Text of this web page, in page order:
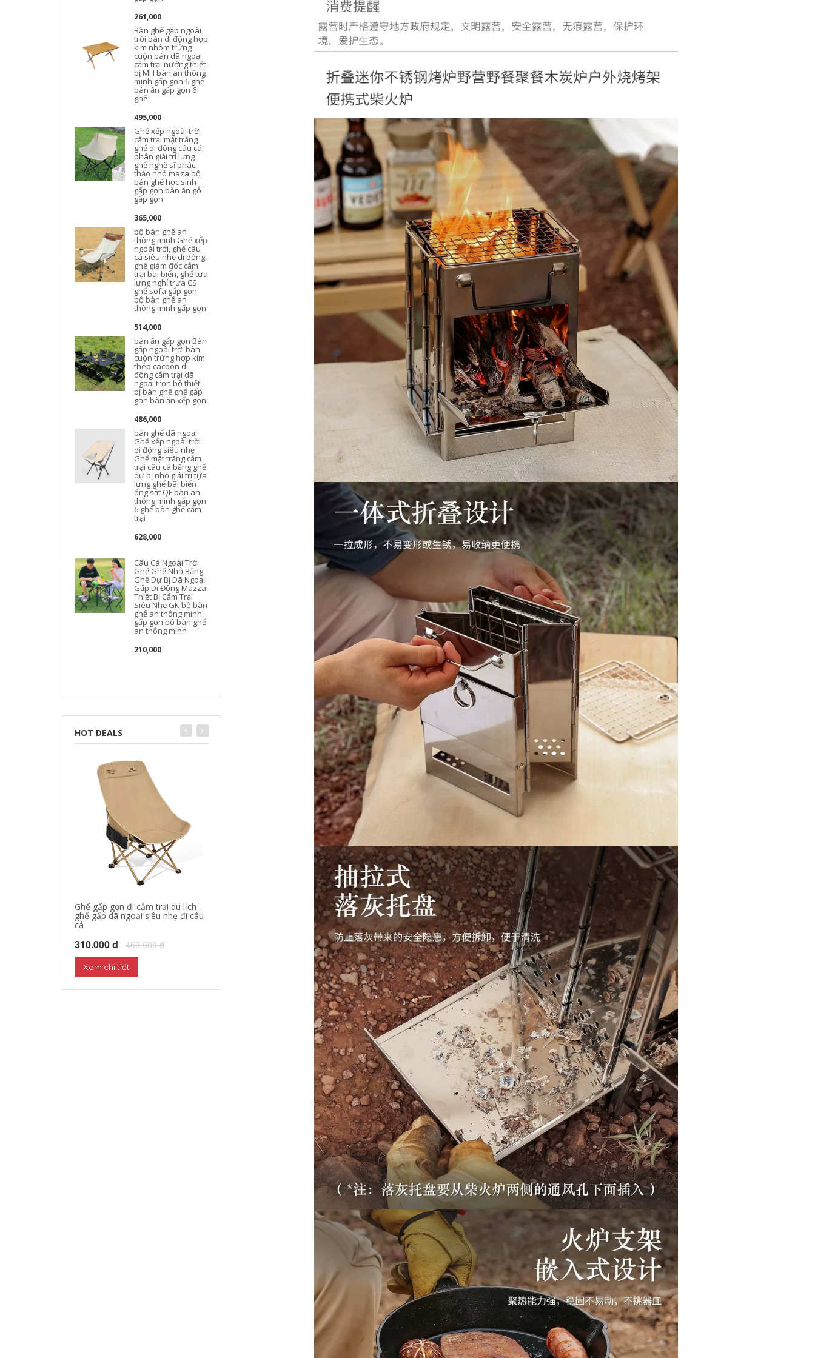
261,000
Bàn ghế gấp ngoài
trời bàn di động hợp
kim nhôm trứng
cuộn bàn dã ngoại
cắm trại nướng thiết
bị MH bàn an thông
minh gấp gọn 6 ghế
bàn ăn gấp gọn 6
ghế
495,000
Ghế xếp ngoài trời
cắm trại mặt trăng
ghế di động câu cá
phân giải trí lưng
ghế nghệ sĩ phác
thảo nhỏ maza bộ
bàn ghế học sinh
gấp gọn bàn ăn gỗ
gấp gọn
365,000
bộ bàn ghế an
thông minh Ghế xếp
ngoài trời, ghế câu
cá siêu nhẹ di động,
ghế giám đốc cắm
trại bãi biển, ghế tựa
lưng nghỉ trưa CS
ghế sofa gấp gọn
bộ bàn ghế an
thông minh gấp gọn
514,000
bàn ăn gấp gọn Bàn
gấp ngoài trời bàn
cuộn trứng hợp kim
thép cacbon di
động cắm trại dã
ngoại trọn bộ thiết
bị bàn ghế ghế gấp
gọn bàn ăn xếp gọn
486,000
bàn ghế dã ngoại
Ghế xếp ngoài trời
di động siêu nhẹ
Ghế mặt trăng cắm
trại câu cá băng ghế
dự bị nhỏ giải trí tựa
lưng ghế bãi biển
ống sắt QF bàn an
thông minh gấp gọn
6 ghế bàn ghế cắm
trại
628,000
Câu Cá Ngoài Trời
Ghế Ghế Nhỏ Băng
Ghế Dự Bị Dã Ngoại
Gấp Di Động Mazza
Thiết Bị Cắm Trại
Siêu Nhẹ GK bộ bàn
ghế an thông minh
gấp gọn bộ bàn ghế
an thông minh
210,000
Động Mazar Ghế
Xếp Câu Cá Phân
bộ bàn ghế gấp gọn
thông minh bộ bàn
Đô Thị Sóng Ghế
Cắm Trại Lưng Ghế
Dã Ngoại Câu Cá
bộ bàn ghế học sinh
gấp gọn bộ bàn ăn
gấp gọn 6 ghế
ghế tựa lưng gấp
gọn Đô Thị Sóng
Ghế Gấp Ngoài Trời
Di Động Dã Ngoại
Kermit Ghế Siêu
Trại Cung Cấp Thiết
Bị Ghế bàn ghế du
lịch bàn ghế gấp
bộ bàn ghế gấp gọn
Ngoài Trời Bàn Gấp
Bàn Ghế Cắm Trại
phân ghế xếp gọn
Ghế xếp ngoài trời,
ghế gấp di động,
ghế tựa nhỏ sinh
Gấp Di Động Phân
Xếp Hàng Hiện Vật
Câu Cá Pony Băng
Ghế Dự Bị bộ bàn
ghế ăn cơm gấp gọn
gấp gọn ghế tựa
lưng gấp gọn
281,000
gấp gọn Bàn ghế
xếp ngoài trời cắm
trại dã ngoại cắm
trại thiết bị cung cấp
xe di động du lịch tự
bàn cuộn trứng bộ
bàn ghế gấp gọn
ghế xếp gọn thông
minh
1,766,000
ghế sofa gấp gọn
Bàn gấp ngoài trời
gấp gọn bàn cắm
trại di động Bộ bàn
ghế dã ngoại cung
cấp thiết bị bàn
trứng cuộn hợp kim
nhôm ghế gấp gọn
bàn ghế gấp gọn
374,000
Ghế gấp ngoài trời,
ghế mặt trăng siêu
nhẹ di động, ghế
câu cá cắm trại, ghế
thư giãn dã ngoại,
cắm trại Maza nhỏ
ghế gấp gọn ghế
cao gấp gọn
446,000
Ngoài Trời Di Động
Bàn Gấp Trứng Bàn
Gian Hàng Cắm Trại
Giải Trí Dã Ngoại
Bàn Ghế Đa Năng
Thiết Bị Hoàn Chỉnh
Bàn bàn ghế gấp
ghế gấp gọn
363,000
ghế nằm gấp gọn Đô
Thị Sóng Ngoài Trời
Ghế Gấp Di Động
Thiết Bị Đánh Cá
Ghế Phân Nghệ Sĩ
Phác Thảo Ghế Gấp
ghế ngủ gấp gọn
bàn ghế dã ngoại
289,000
Trại Ghế Gỗ Chắc
Chắn Siêu Nhẹ
Trăng Bướm Ghế
bàn ghế gấp gọn
bàn ghế ăn gấp gọn
724,000
HOT DEALS
Ghế gấp gọn đi cắm trại du lịch -
ghế gấp dã ngoại siêu nhẹ đi câu
cá
310.000 đ 450.000 đ
Xem chi tiết
áo khoác đi moto Quần áo bảo
hộ xe máy, quần áo chống gió đi